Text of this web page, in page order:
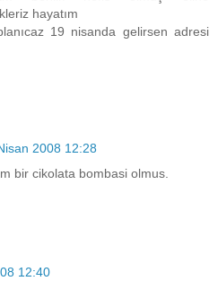
hayatım
19 nisanda gelirsen adresi
2008 12:28
bir cikolata bombasi olmus.
12:40